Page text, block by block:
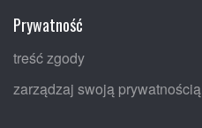
Prywatność
treść zgody
zarządzaj swoją prywatnością